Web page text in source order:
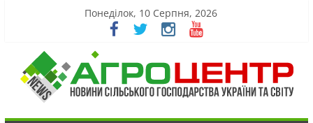
Понеділок, 10 Серпня, 2026